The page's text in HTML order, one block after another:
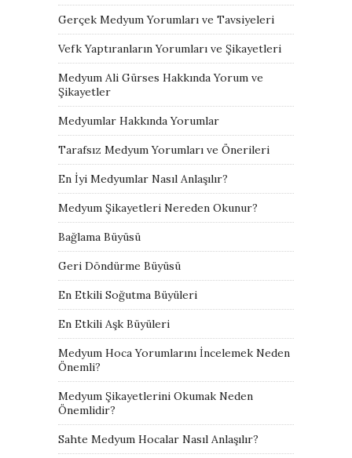
Gerçek Medyum Yorumları ve Tavsiyeleri
Vefk Yaptıranların Yorumları ve Şikayetleri
Medyum Ali Gürses Hakkında Yorum ve
Şikayetler
Medyumlar Hakkında Yorumlar
Tarafsız Medyum Yorumları ve Önerileri
En İyi Medyumlar Nasıl Anlaşılır?
Medyum Şikayetleri Nereden Okunur?
Bağlama Büyüsü
Geri Döndürme Büyüsü
En Etkili Soğutma Büyüleri
En Etkili Aşk Büyüleri
Medyum Hoca Yorumlarını İncelemek Neden
Önemli?
Medyum Şikayetlerini Okumak Neden
Önemlidir?
Sahte Medyum Hocalar Nasıl Anlaşılır?